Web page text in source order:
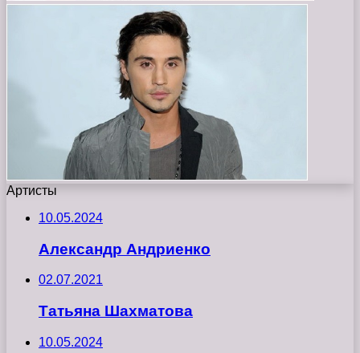
Артисты
10.05.2024
Александр Андриенко
02.07.2021
Татьяна Шахматова
10.05.2024